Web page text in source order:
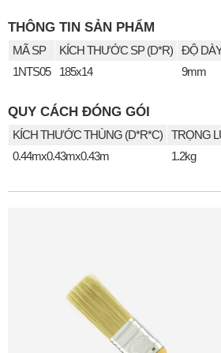
THÔNG TIN SẢN PHẨM
MÃ SP KÍCH THƯỚC SP (D*R) ĐỘ
1NTS05
185x14 9mm
QUY CÁCH ĐÓNG GÓI
KÍCH THƯỚC THÙNG (D*R*C) TRỌNG
0.44mx0.43mx0.43m
1.2kg